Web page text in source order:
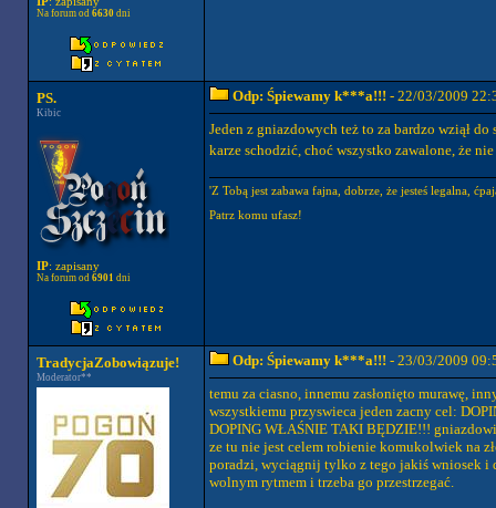
Na forum od 6630dni
PS.
Kibic
IP: zapisany
Na forum od 6901 dni
Odp: Śpiewamy k***a!!! - 22/03/2009
Jeden z gniazdowych też to za bardzo wziął
karze schodzić, choć wszystko zawalone, że
'Z Tobą jest zabawa fajna, dobrze, że jesteś legalna,
Patrz komu ufasz!
TradycjaZobowiązuje!
Moderator**
Odp: Śpiewamy k***a!!! - 23/03/2009
temu za ciasno, innemu zasłonięto murawę,
wszystkiemu przyswieca jeden zacny cel:
DOPING WŁAŚNIE TAKI BĘDZIE!!!
ze tu nie jest celem robienie komukolwiek na
poradzi, wyciągnij tylko z tego jakiś wniosek i
wolnym rytmem i trzeba go przestrzegać.